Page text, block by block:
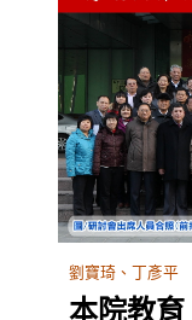
劉寶琦、丁彥平
本院教